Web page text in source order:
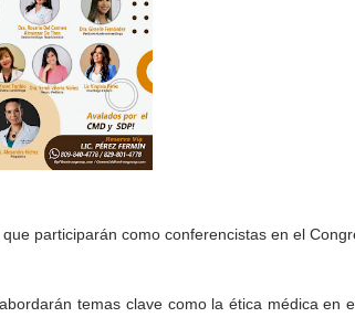
participarán como conferencistas en el
temas clave como la ética médica en